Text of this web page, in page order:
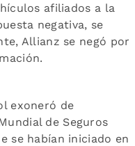
afiliados a la
negativa, se
Allianz se negó por
exoneró de
de Seguros
se habían iniciado en